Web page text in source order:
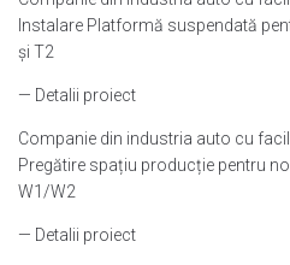
Instalare Platformă suspendată
și T2
— Detalii proiect
Companie din industria auto cu
Pregătire spațiu producție pentru
W1/W2
— Detalii proiect